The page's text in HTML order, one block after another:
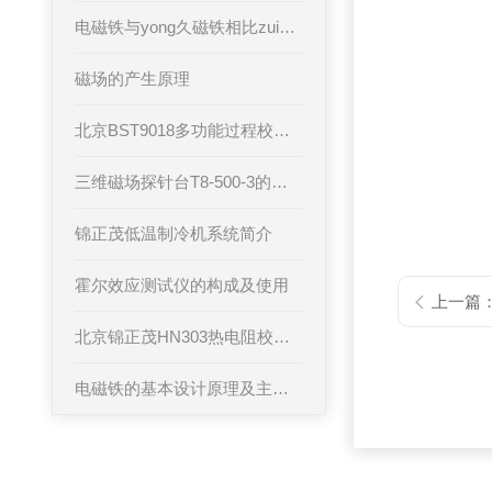
上一篇
电磁铁与yong久磁铁相比zui大的优点是什么
磁场的产生原理
北京BST9018多功能过程校验仪
三维磁场探针台T8-500-3的技术指标
锦正茂低温制冷机系统简介
霍尔效应测试仪的构成及使用
北京锦正茂HN303热电阻校验仪操作方法指导
电磁铁的基本设计原理及主要用途